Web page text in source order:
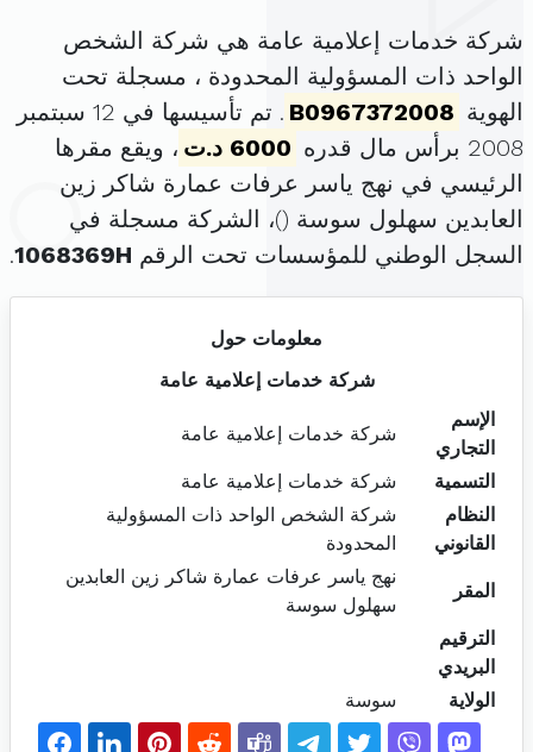
شركة خدمات إعلامية عامة هي شركة الشخص
الواحد ذات المسؤولية المحدودة ، مسجلة تحت
الهوية B0967372008
. تم تأسيسها في 12 سبتمبر
2008 برأس مال قدره
6000 د.ت
، ويقع مقرها
الرئيسي في نهج ياسر عرفات عمارة شاكر زين
العابدين سهلول سوسة ()، الشركة مسجلة في
السجل الوطني للمؤسسات تحت الرقم 1068369H
.
معلومات حول
شركة خدمات إعلامية عامة
الإسم
التجاري
شركة خدمات إعلامية عامة
التسمية
شركة خدمات إعلامية عامة
النظام
القانوني
شركة الشخص الواحد ذات المسؤولية
المحدودة
المقر
نهج ياسر عرفات عمارة شاكر زين العابدين
سهلول سوسة
الترقيم
البريدي
الولاية
سوسة